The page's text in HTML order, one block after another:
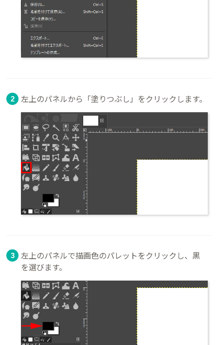
左上のパネルから「塗りつぶし」をクリックします。
左上のパネルで描画色のパレットをクリックし、黒
を選びます。